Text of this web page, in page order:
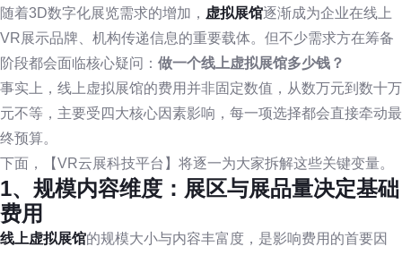
随着3D数字化展览需求的增加， 虚拟展馆逐渐成为企业在线上
VR展示品牌、机构传递信息的重要载体。但不少需求方在筹备
阶段都会面临核心疑问： 做一个线上虚拟展馆多少钱？
事实上，线上虚拟展馆的费用并非固定数值，从数万元到数十万
元不等，主要受四大核心因素影响，每一项选择都会直接牵动最
终预算。
下面，【VR云展科技平台】将逐一为大家拆解这些关键变量。
1、规模内容维度：展区与展品量决定基础
费用
线上虚拟展馆的规模大小与内容丰富度，是影响费用的首要因